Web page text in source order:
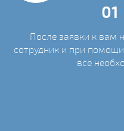
01
После заявки к вам
сотрудник и при
все